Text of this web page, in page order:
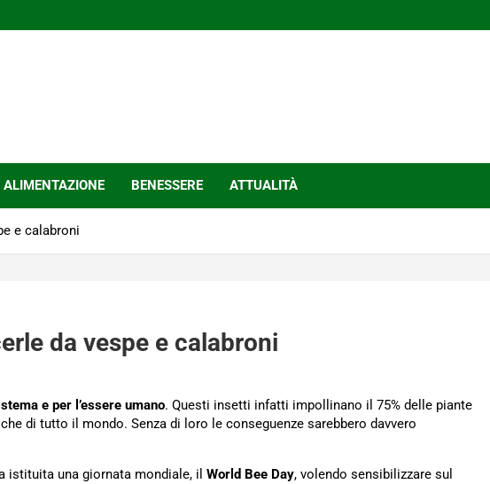
ALIMENTAZIONE BENESSERE ATTUALITÀ
e calabroni
da vespe e calabroni
e per l’essere umano. Questi insetti infatti impollinano il 75% delle piante
di tutto il mondo. Senza di loro le conseguenze sarebbero davvero
istituita una giornata mondiale, il World Bee Day, volendo sensibilizzare sul